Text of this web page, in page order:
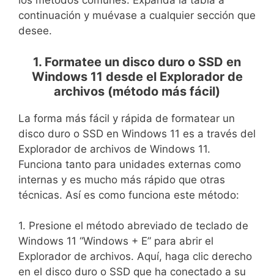
continuación y muévase a cualquier sección que
desee.
1. Formatee un disco duro o SSD en
Windows 11 desde el Explorador de
archivos (método más fácil)
La forma más fácil y rápida de formatear un
disco duro o SSD en Windows 11 es a través del
Explorador de archivos de Windows 11.
Funciona tanto para unidades externas como
internas y es mucho más rápido que otras
técnicas. Así es como funciona este método:
1. Presione el método abreviado de teclado de
Windows 11 “Windows + E” para abrir el
Explorador de archivos. Aquí, haga clic derecho
en el disco duro o SSD que ha conectado a su